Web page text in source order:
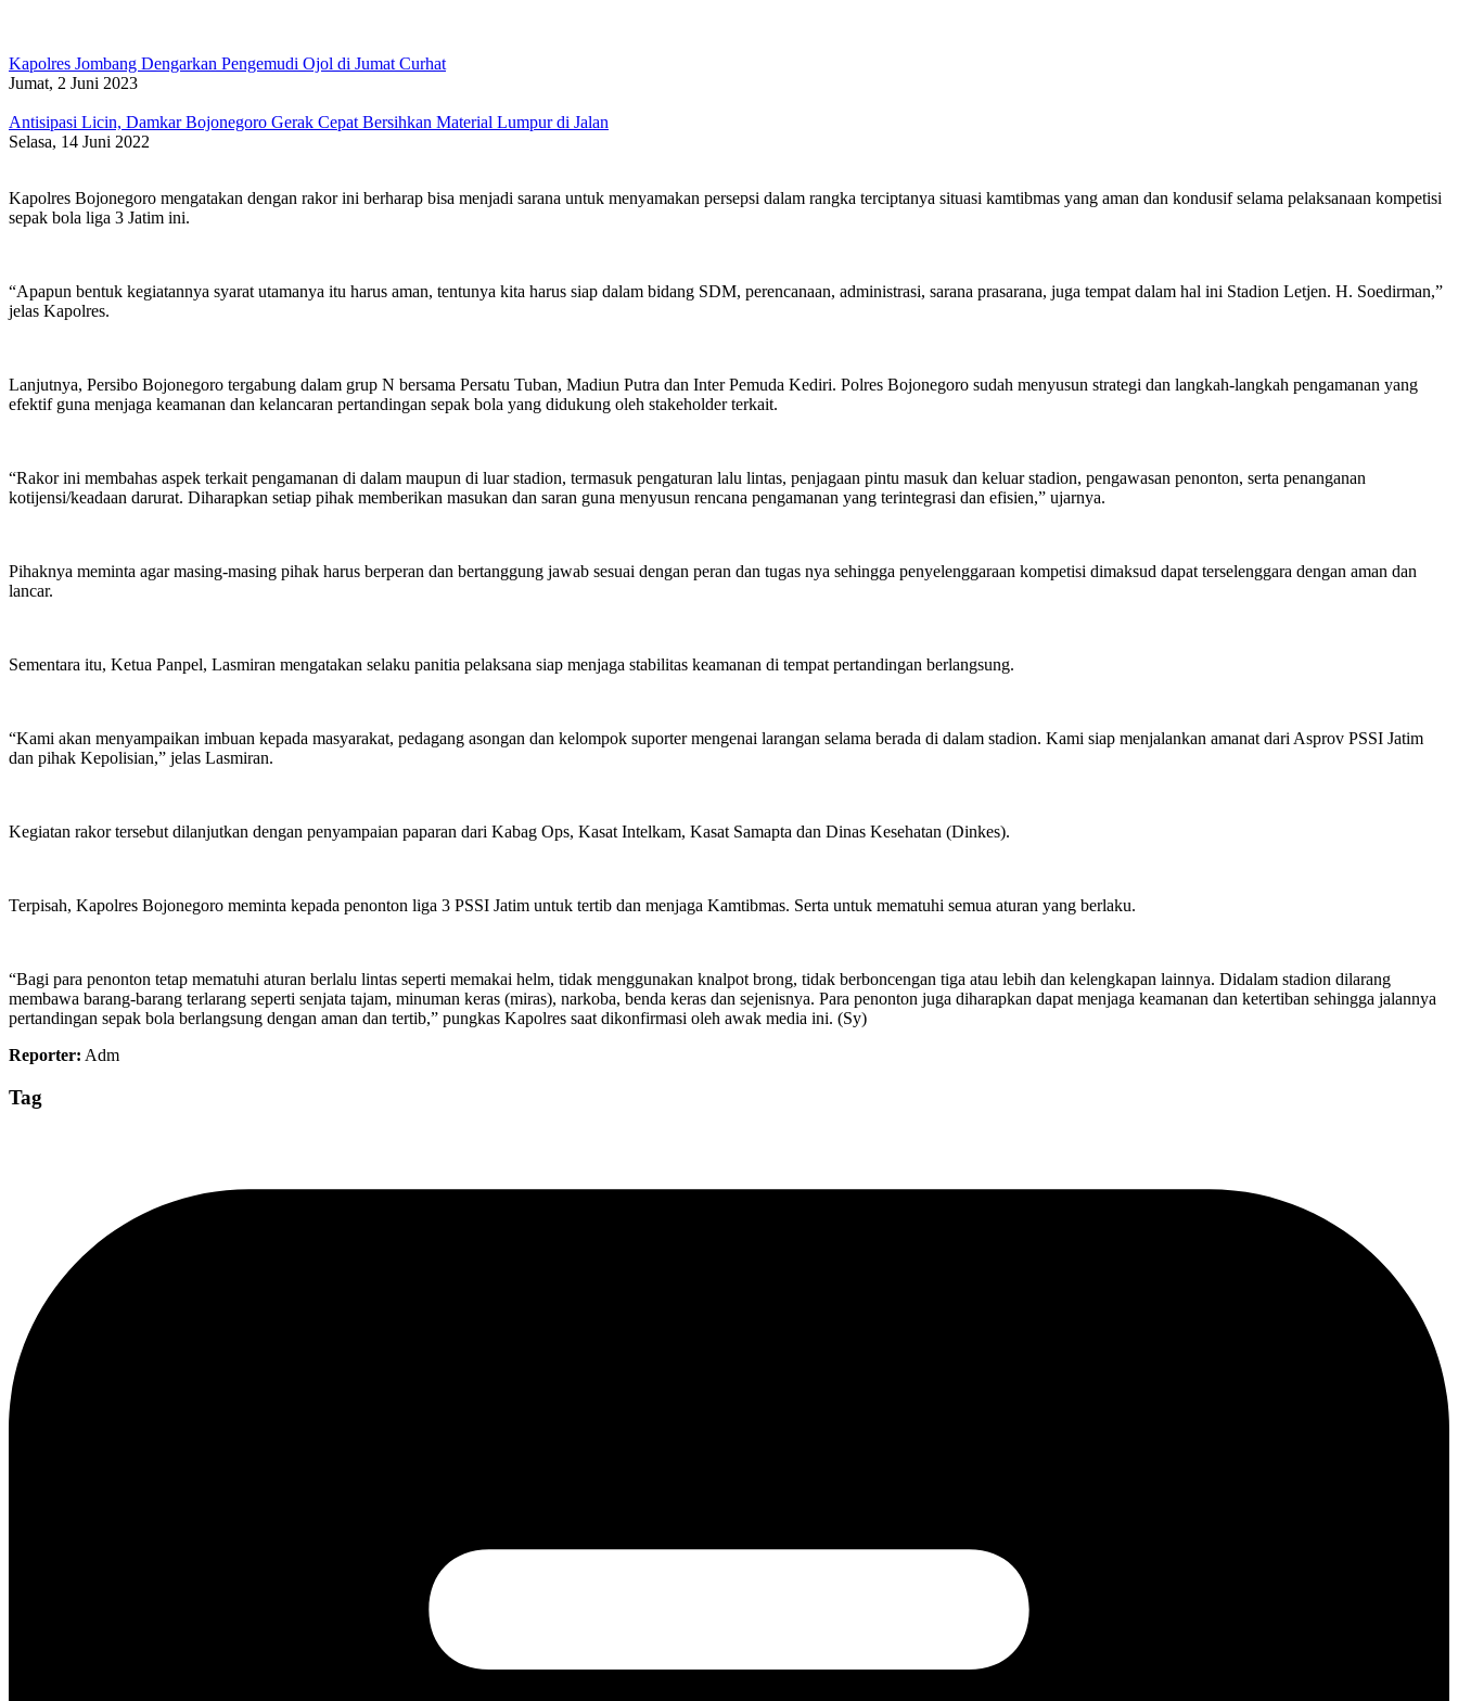
Kapolres Jombang Dengarkan Pengemudi Ojol di Jumat Curhat
Jumat, 2 Juni 2023
Antisipasi Licin, Damkar Bojonegoro Gerak Cepat Bersihkan Material Lumpur di Jalan
Selasa, 14 Juni 2022
Kapolres Bojonegoro mengatakan dengan rakor ini berharap bisa menjadi sarana untuk menyamakan persepsi dalam rangka terciptanya situasi kamtibmas yang aman dan kondusif selama pelaksanaan kompetisi
sepak bola liga 3 Jatim ini.
“Apapun bentuk kegiatannya syarat utamanya itu harus aman, tentunya kita harus siap dalam bidang SDM, perencanaan, administrasi, sarana prasarana, juga tempat dalam hal ini Stadion Letjen. H. Soedirman,”
jelas Kapolres.
Lanjutnya, Persibo Bojonegoro tergabung dalam grup N bersama Persatu Tuban, Madiun Putra dan Inter Pemuda Kediri. Polres Bojonegoro sudah menyusun strategi dan langkah-langkah pengamanan yang
efektif guna menjaga keamanan dan kelancaran pertandingan sepak bola yang didukung oleh stakeholder terkait.
“Rakor ini membahas aspek terkait pengamanan di dalam maupun di luar stadion, termasuk pengaturan lalu lintas, penjagaan pintu masuk dan keluar stadion, pengawasan penonton, serta penanganan
kotijensi/keadaan darurat. Diharapkan setiap pihak memberikan masukan dan saran guna menyusun rencana pengamanan yang terintegrasi dan efisien,” ujarnya.
Pihaknya meminta agar masing-masing pihak harus berperan dan bertanggung jawab sesuai dengan peran dan tugas nya sehingga penyelenggaraan kompetisi dimaksud dapat terselenggara dengan aman dan
lancar.
Sementara itu, Ketua Panpel, Lasmiran mengatakan selaku panitia pelaksana siap menjaga stabilitas keamanan di tempat pertandingan berlangsung.
“Kami akan menyampaikan imbuan kepada masyarakat, pedagang asongan dan kelompok suporter mengenai larangan selama berada di dalam stadion. Kami siap menjalankan amanat dari Asprov PSSI Jatim
dan pihak Kepolisian,” jelas Lasmiran.
Kegiatan rakor tersebut dilanjutkan dengan penyampaian paparan dari Kabag Ops, Kasat Intelkam, Kasat Samapta dan Dinas Kesehatan (Dinkes).
Terpisah, Kapolres Bojonegoro meminta kepada penonton liga 3 PSSI Jatim untuk tertib dan menjaga Kamtibmas. Serta untuk mematuhi semua aturan yang berlaku.
“Bagi para penonton tetap mematuhi aturan berlalu lintas seperti memakai helm, tidak menggunakan knalpot brong, tidak berboncengan tiga atau lebih dan kelengkapan lainnya. Didalam stadion dilarang
membawa barang-barang terlarang seperti senjata tajam, minuman keras (miras), narkoba, benda keras dan sejenisnya. Para penonton juga diharapkan dapat menjaga keamanan dan ketertiban sehingga jalannya
pertandingan sepak bola berlangsung dengan aman dan tertib,” pungkas Kapolres saat dikonfirmasi oleh awak media ini. (Sy)
Reporter: Adm
Tag